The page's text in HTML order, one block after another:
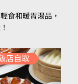
食和暖胃湯品，
店自取